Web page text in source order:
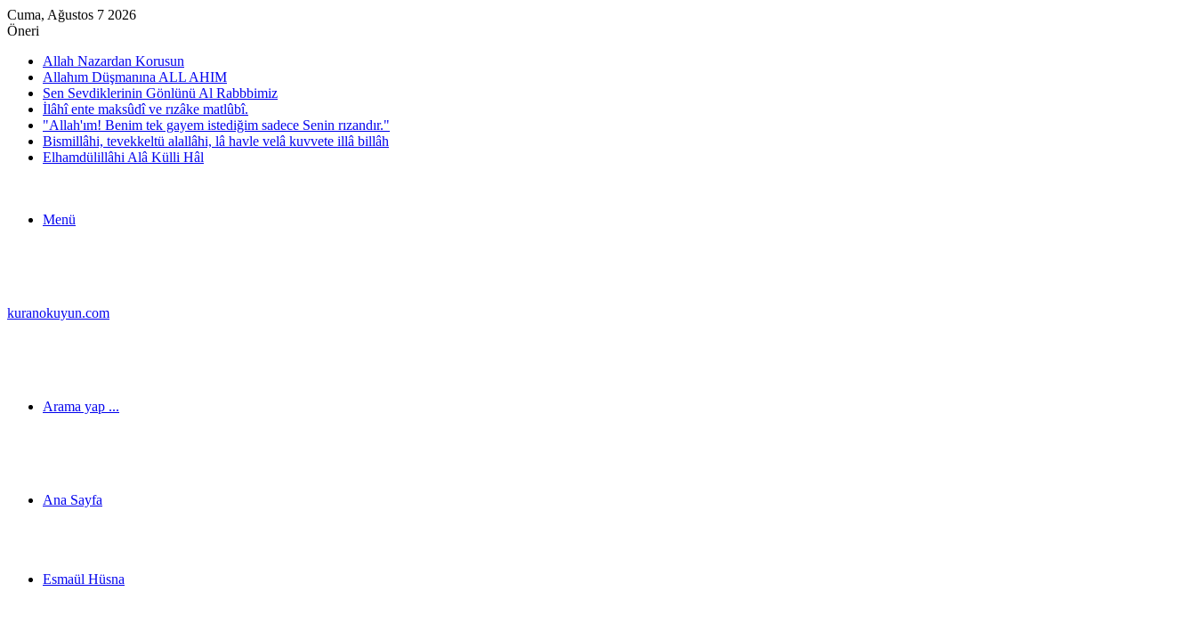
Cuma, Ağustos 7 2026
Öneri
Allah Nazardan Korusun
Allahım Düşmanına ALL AHIM
Sen Sevdiklerinin Gönlünü Al Rabbbimiz
İlâhî ente maksûdî ve rızâke matlûbî.
"Allah'ım! Benim tek gayem istediğim sadece Senin rızandır."
Bismillâhi, tevekkeltü alallâhi, lâ havle velâ kuvvete illâ billâh
Elhamdülillâhi Alâ Külli Hâl
Menü
kuranokuyun.com
Arama yap ...
Ana Sayfa
Esmaül Hüsna